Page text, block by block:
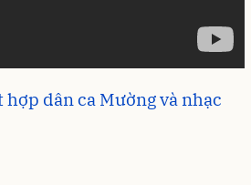
hợp dân ca Mường và nhạc